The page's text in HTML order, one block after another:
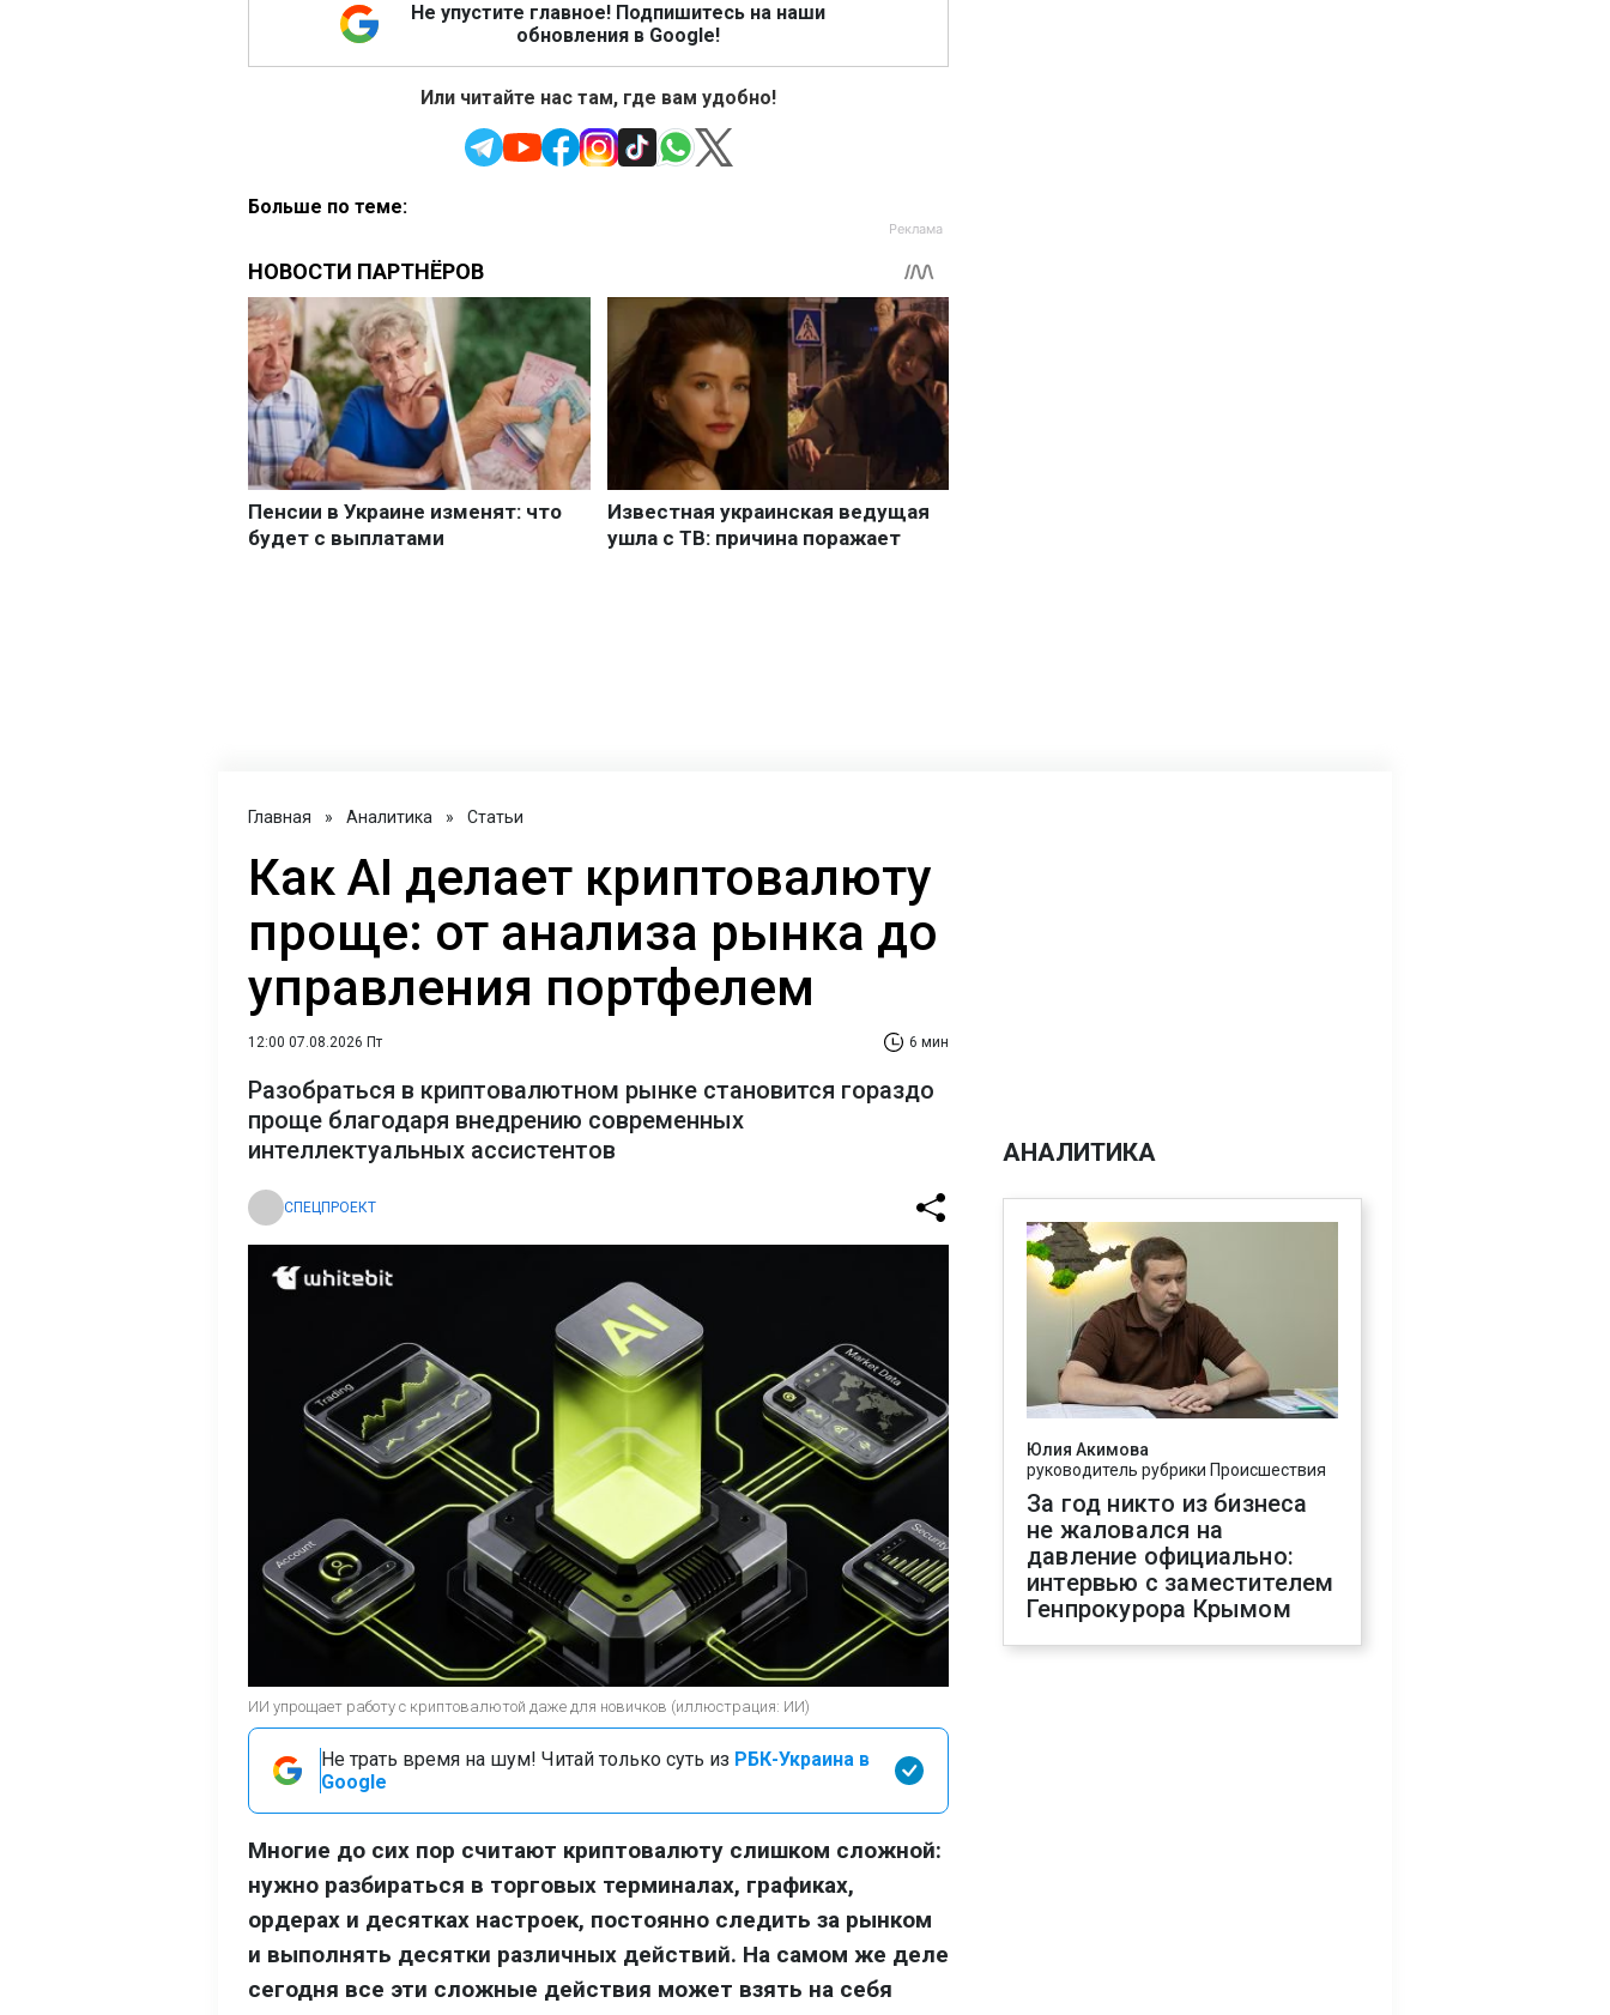
Не упустите главное! Подпишитесь на наши
обновления в Google!
Или читайте нас там, где вам удобно!
Больше по теме:
Главная » Аналитика » Статьи
Как AI делает криптовалюту
проще: от анализа рынка до
управления портфелем
12:00 07.08.2026 Пт 6 мин
Разобраться в криптовалютном рынке становится гораздо
проще благодаря внедрению современных
интеллектуальных ассистентов
СПЕЦПРОЕКТ
ИИ упрощает работу с криптовалютой даже для новичков (иллюстрация: ИИ)
Не трать время на шум! Читай только суть из РБК-Украина в
Google
Многие до сих пор считают криптовалюту слишком сложной:
нужно разбираться в торговых терминалах, графиках,
ордерах и десятках настроек, постоянно следить за рынком
и выполнять десятки различных действий. На самом же деле
сегодня все эти сложные действия может взять на себя
АНАЛИТИКА
Юлия Акимова
руководитель рубрики Происшествия
За год никто из бизнеса
не жаловался на
давление официально:
интервью с заместителем
Генпрокурора Крымом